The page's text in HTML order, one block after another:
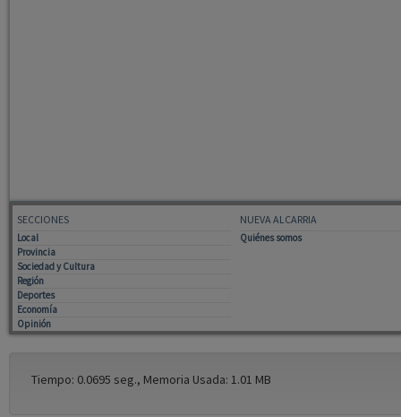
SECCIONES
Local
Provincia
Sociedad y Cultura
Región
Deportes
Economía
Opinión
NUEVA ALCARRIA
Quiénes somos
Tiempo: 0.0695 seg., Memoria Usada: 1.01 MB